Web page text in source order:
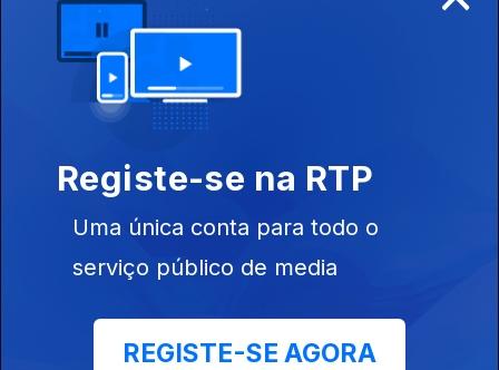
29 mar. 2026
Registe-se na RTP
Uma única conta para todo o
serviço público de media
REGISTE-SE AGORA